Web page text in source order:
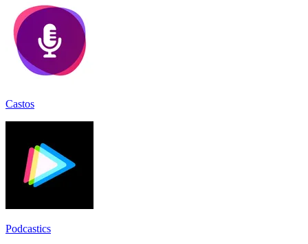
Castos
Podcastics